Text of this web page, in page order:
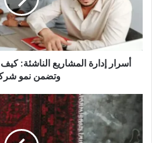
تتفادى
الأخطاء
الشائعة
وتضمن
أسرار إدارة المشاريع الناشئة:
وتضمن نمو
انواع
السجاد
وأسمائه:
كيف